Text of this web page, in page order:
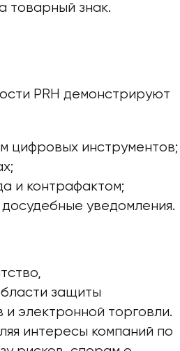
товарный знак.
PRH демонстрируют
цифровых инструментов;
и контрафактом;
уведомления.
защиты
и электронной торговли.
интересы компаний по